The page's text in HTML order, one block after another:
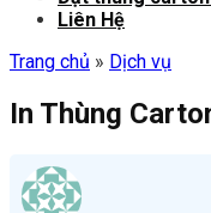
Liên Hệ
Trang chủ » Dịch vụ
In Thùng